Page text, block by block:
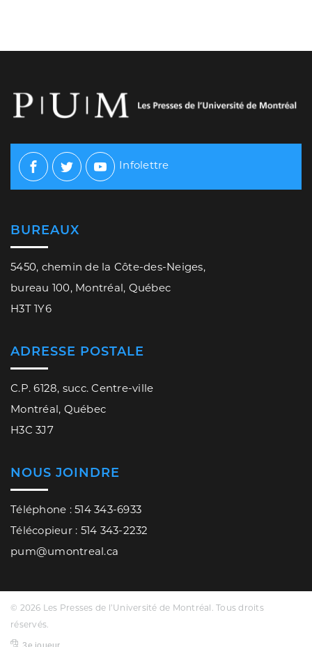
Facebook
TwitterYoutube
Infolettre
BUREAUX
5450, chemin de la Côte-des-Neiges,
bureau 100, Montréal, Québec
H3T 1Y6
ADRESSE POSTALE
C.P. 6128, succ. Centre-ville
Montréal, Québec
H3C 3J7
NOUS JOINDRE
Téléphone : 514 343-6933
Télécopieur : 514 343-2232
pum@umontreal.ca
© 2026 Les Presses de l’Université de Montréal. Tous droits
réservés.